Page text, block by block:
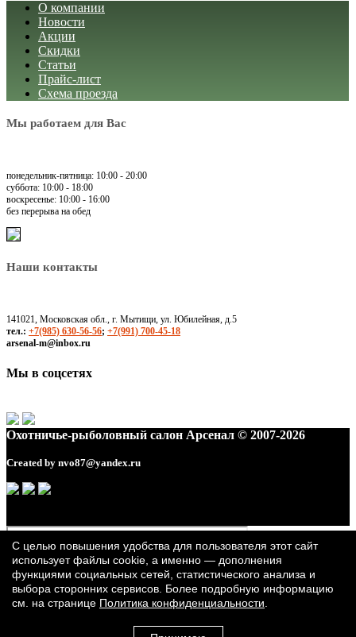
О компании
Новости
Акции
Скидки
Статьи
Прайс-лист
Схема проезда
Мы работаем для Вас
понедельник-пятница: 10:00 - 20:00
суббота: 10:00 - 18:00
воскресенье: 10:00 - 16:00
без перерыва на обед
Наши контакты
141021, Московская обл., г. Мытищи, ул. Юбилейная, д.5
тел.: +7(985) 630-56-56; +7(991) 700-45-18
arsenal-m@inbox.ru
Мы в соцсетях
Охотничье-рыболовный салон Арсенал © 2007-2026
Created by nvo87@yandex.ru
С целью повышения удобства для пользователя этот сайт
использует файлы cookie, а именно — дополнения
функциями социальных сетей, статистического анализа и
выбора сторонних сервисов. Более подробную информацию
см. на странице Политика конфиденциальности